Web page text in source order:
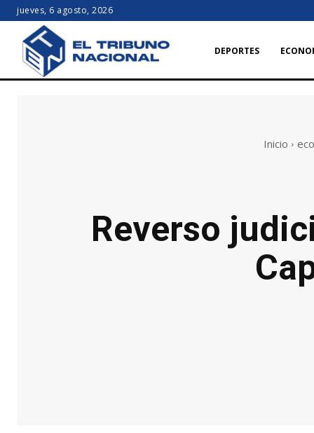
jueves, 6 agosto, 2026
DEPORTES
Inicio
Reverso